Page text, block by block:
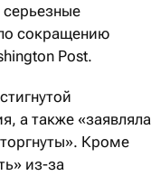
сокращению
Post.
а также «заявляла
Кроме
из-за